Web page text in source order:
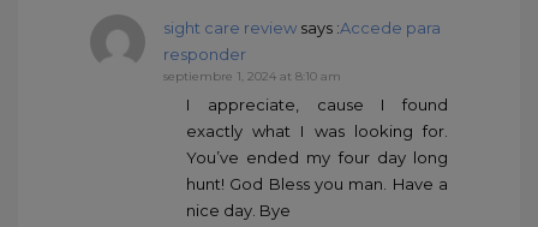
sight care review says :Accede para
responder
septiembre 1, 2024 at 8:10 am
I appreciate, cause I found
exactly what I was looking for.
You’ve ended my four day long
hunt! God Bless you man. Have a
nice day. Bye